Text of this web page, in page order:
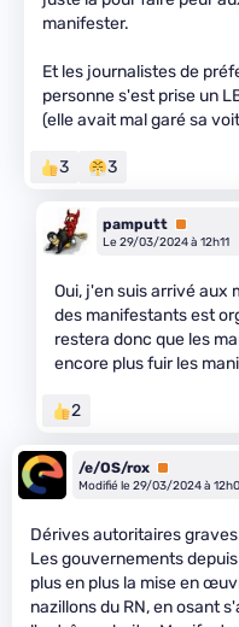
manifester.
Et les journalistes de
personne s'est prise un
(elle avait mal garé sa
3 3
pamputt Premium
Le 29/03/2024 à 12h11
Oui, j'en suis arrivé aux
des manifestants est
restera donc que les
encore plus fuir les
2
/e/OS/rox Premium
Modifié le 29/03/2024 à
Dérives autoritaires
Les gouvernements
plus en plus la mise en
nazillons du RN, en osant